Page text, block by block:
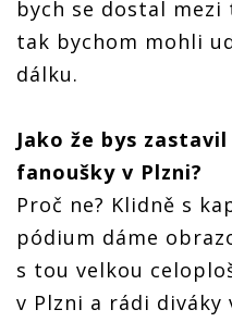
bych se dostal mezi
tak bychom mohli
dálku.
Jako že bys
fanoušky v Plzni?
Proč ne? Klidně s
pódium dáme
s tou velkou
v Plzni a rádi diváky